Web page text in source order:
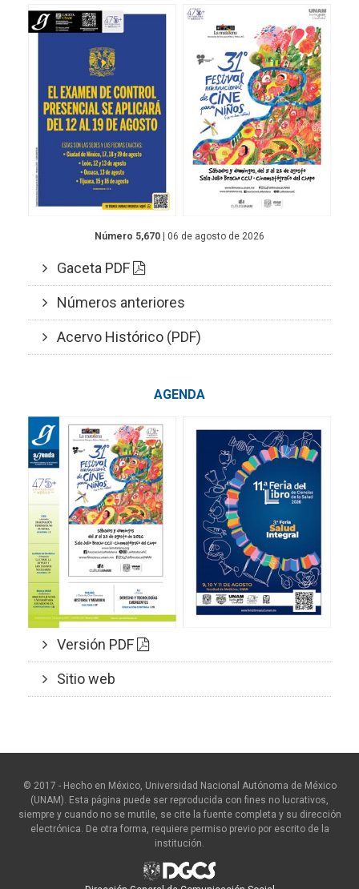
Número 5,670 | 06 de agosto de 2026
Gaceta PDF
Números anteriores
Acervo Histórico (PDF)
AGENDA
Versión PDF
Sitio web
© 2017 - Hecho en México, Universidad Nacional Autónoma de México
(UNAM). Esta página puede ser reproducida con fines no lucrativos,
siempre y cuando no se mutile, se cite la fuente completa y su dirección
electrónica. De otra forma, requiere permiso previo por escrito de la
institución.